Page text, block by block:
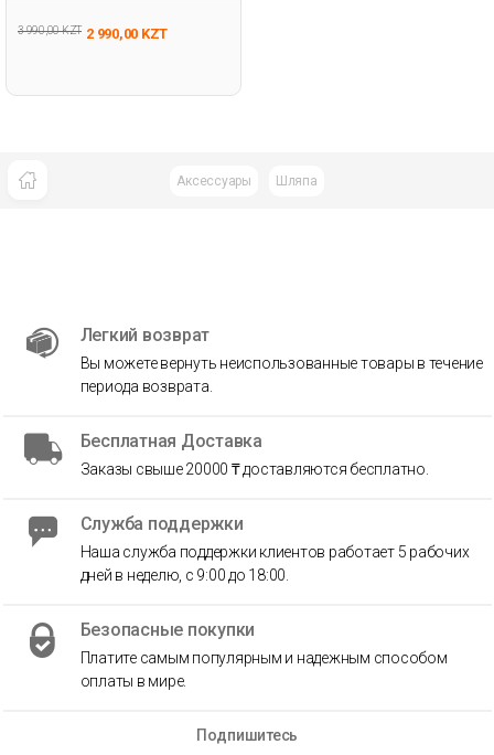
3 990,00 KZT 2 990,00 KZT
Аксессуары Шляпа
Подпишитесь
Легкий возврат
Вы можете вернуть неиспользованные товары в течение
периода возврата.
Бесплатная Доставка
Заказы свыше 20000 ₸ доставляются бесплатно.
Служба поддержки
Наша служба поддержки клиентов работает 5 рабочих
дней в неделю, с 9:00 до 18:00.
Безопасные покупки
Платите самым популярным и надежным способом
оплаты в мире.